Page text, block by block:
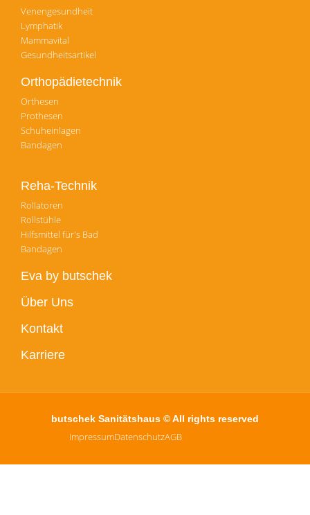
Venengesundheit
Lymphatik
Mammavital
Gesundheitsartikel
Orthopädietechnik
Orthesen
Prothesen
Schuheinlagen
Bandagen
Reha-Technik
Rollatoren
Rollstühle
Hilfsmittel für's Bad
Bandagen
Eva by butschek
Über Uns
Kontakt
Karriere
butschek Sanitätshaus © All rights reserved
ImpressumDatenschutzAGB